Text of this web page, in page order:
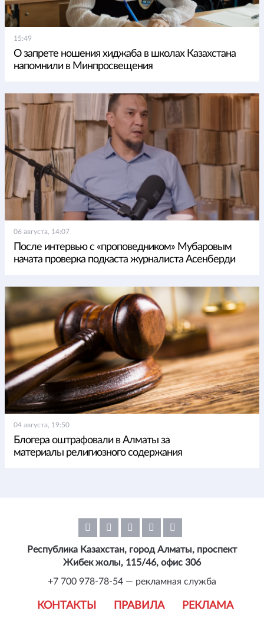
15:49
О запрете ношения хиджаба в школах Казахстана
напомнили в Минпросвещения
06 августа, 14:07
После интервью с «проповедником» Мубаровым
начата проверка подкаста журналиста Асенберди
04 августа, 19:50
Блогера оштрафовали в Алматы за
материалы религиозного содержания
КОНТАКТЫ ПРАВИЛА РЕКЛАМА
Республика Казахстан, город Алматы, проспект
Жибек жолы, 115/46, офис 306
+7 700 978-78-54 — рекламная служба